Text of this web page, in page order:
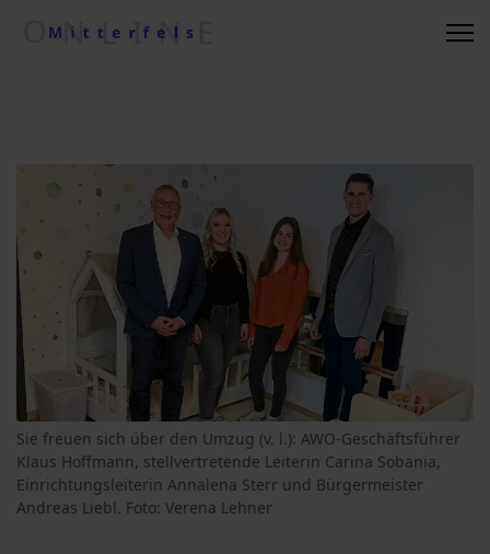
Wetterkiste
nach ....
Betriebe
Kommunalwahl 2020
Sie freuen sich über den Umzug (v. l.): AWO-Geschäftsführer
Klaus Hoffmann, stellvertretende Leiterin Carina Sobania,
Einrichtungsleiterin Annalena Sterr und Bürgermeister
Andreas Liebl. Foto: Verena Lehner